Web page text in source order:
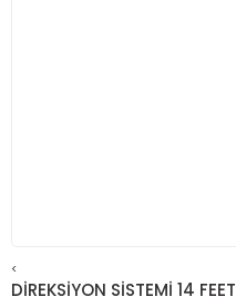
<
DİREKSİYON SİSTEMİ 14 FEET